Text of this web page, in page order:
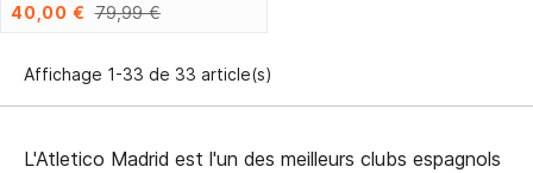
40,00 € 79,99 €
Affichage 1-33 de 33 article(s)
L'Atletico Madrid est l'un des meilleurs clubs espagnols